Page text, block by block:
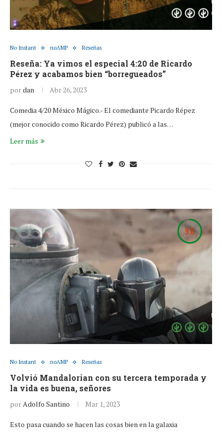
No Instant noAMP Reseñas
Reseña: Ya vimos el especial 4:20 de Ricardo
Pérez y acabamos bien “borregueados”
pordan Abr 26, 2023
Comedia 4/20 México Mágico.- El comediante Picardo Répez
(mejor conocido como Ricardo Pérez) publicó a las…
Leer más
9.0
No Instant noAMP Reseñas
Volvió Mandalorian con su tercera temporada y
la vida es buena, señores
porAdolfo Santino Mar 1, 2023
Esto pasa cuando se hacen las cosas bien en la galaxia